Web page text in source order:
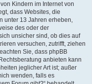
Kindern im Internet von
dass Websites, die
unter 13 Jahren erheben,
des oder der
unsicher sind, ob dies auf
versuchen, zutrifft, ziehen
Sie, dass phpBB
anbieten kann
jeglicher Art ist; außer
wenden, falls es